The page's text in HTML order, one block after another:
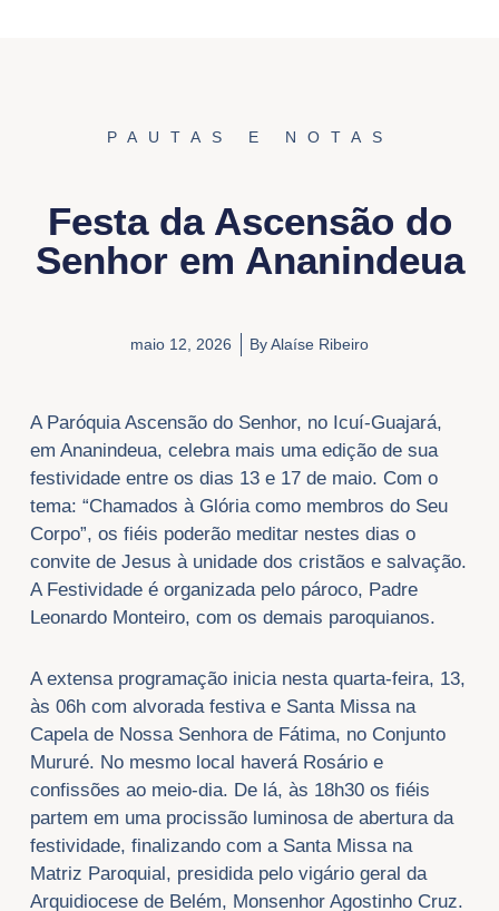
PAUTAS E NOTAS
Festa da Ascensão do
Senhor em Ananindeua
maio 12, 2026 ByAlaíse Ribeiro
A Paróquia Ascensão do Senhor, no Icuí-Guajará,
em Ananindeua, celebra mais uma edição de sua
festividade entre os dias 13 e 17 de maio. Com o
tema: “Chamados à Glória como membros do Seu
Corpo”, os fiéis poderão meditar nestes dias o
convite de Jesus à unidade dos cristãos e salvação.
A Festividade é organizada pelo pároco, Padre
Leonardo Monteiro, com os demais paroquianos.
A extensa programação inicia nesta quarta-feira, 13,
às 06h com alvorada festiva e Santa Missa na
Capela de Nossa Senhora de Fátima, no Conjunto
Mururé. No mesmo local haverá Rosário e
confissões ao meio-dia. De lá, às 18h30 os fiéis
partem em uma procissão luminosa de abertura da
festividade, finalizando com a Santa Missa na
Matriz Paroquial, presidida pelo vigário geral da
Arquidiocese de Belém, Monsenhor Agostinho Cruz.